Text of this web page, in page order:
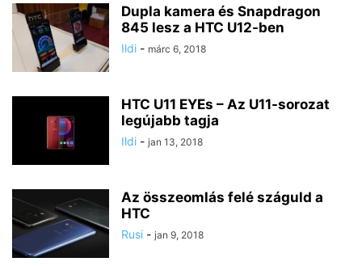
Dupla kamera és Snapdragon
845 lesz a HTC U12-ben
Ildi - márc 6, 2018
HTC U11 EYEs – Az U11-sorozat
legújabb tagja
Ildi - jan 13, 2018
Az összeomlás felé száguld a
HTC
Rusi - jan 9, 2018